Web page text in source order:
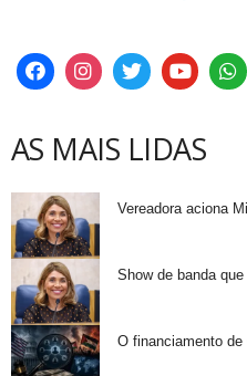
AS MAIS LIDAS
Vereadora aciona
Show de banda
O financiamento